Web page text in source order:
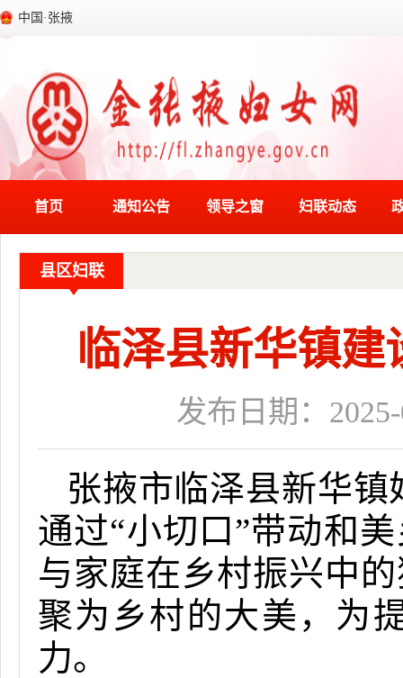
中国·张掖
首页 通知公告 领导之窗 妇联动态
县区妇联
临泽县新华镇
发布日期：
张掖市临泽县新华镇
通过“小切口”带动和
与家庭在乡村振兴中
聚为乡村的大美，为
力。